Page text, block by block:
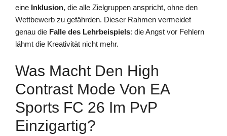
eine Inklusion, die alle Zielgruppen anspricht, ohne den
Wettbewerb zu gefährden. Dieser Rahmen vermeidet
genau die Falle des Lehrbeispiels: die Angst vor Fehlern
lähmt die Kreativität nicht mehr.
Was Macht Den High
Contrast Mode Von EA
Sports FC 26 Im PvP
Einzigartig?